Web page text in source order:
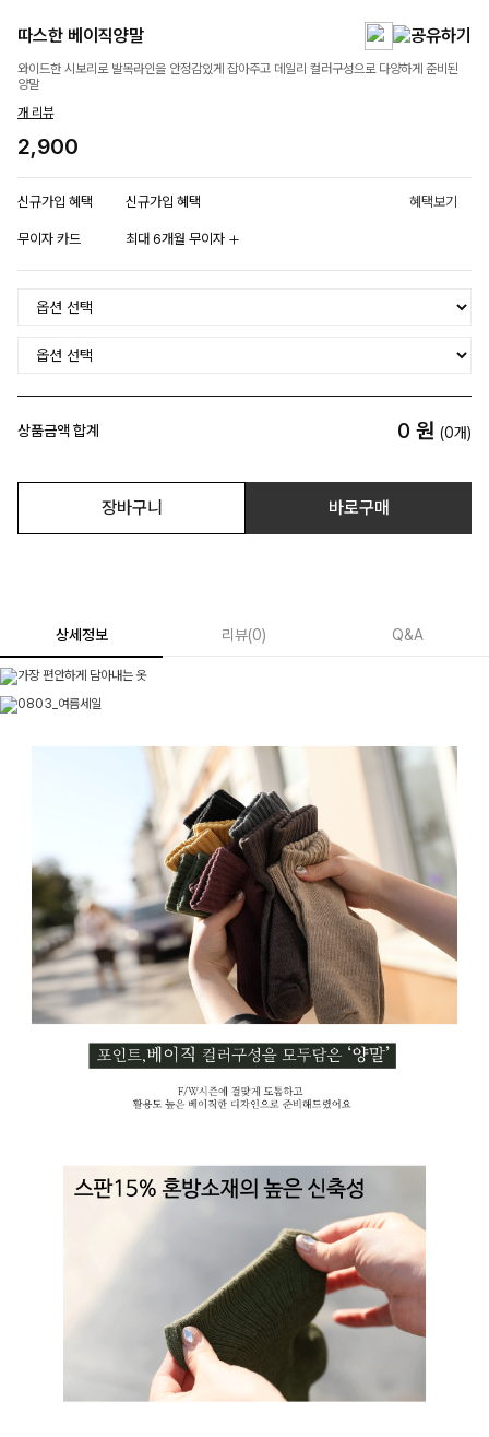
따스한 베이직양말
와이드한 시보리로 발목라인을 안정감있게 잡아주고 데일리 컬러구성으로 다양하게 준비된
양말
개 리뷰
2,900
신규가입 혜택 신규가입 혜택 혜택보기
무이자 카드 최대 6개월 무이자
상품금액 합계 0 원 (0개)
장바구니 바로구매
상세정보 리뷰(0) Q&A